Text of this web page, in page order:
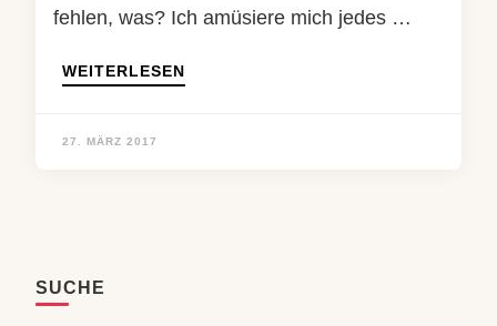
fehlen, was? Ich amüsiere mich jedes …
WEITERLESEN
27. MÄRZ 2017
SUCHE